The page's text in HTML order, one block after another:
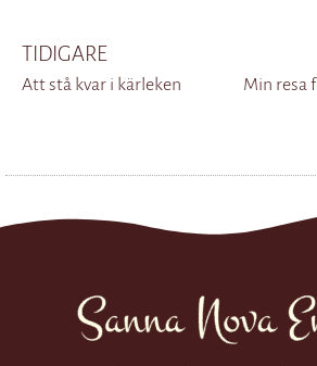
TIDIGARE
Att stå kvar i kärleken